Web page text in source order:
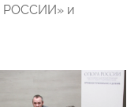
РОССИИ» и